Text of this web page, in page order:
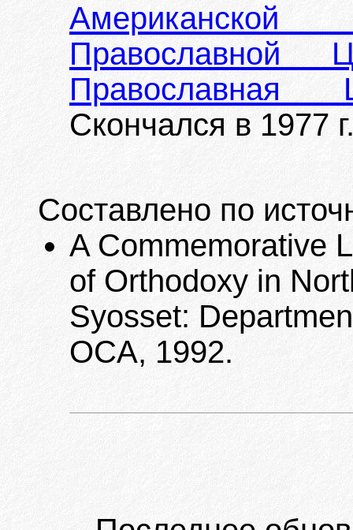
Православной
Скончался в 1977
Составлено по
A Commemorative
of Orthodoxy in
Syosset:
OCA, 1992.